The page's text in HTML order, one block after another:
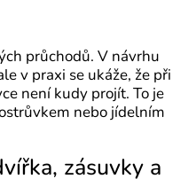
průchodů. V návrhu
v praxi se ukáže, že při
není kudy projít. To je
nebo jídelním
zásuvky a